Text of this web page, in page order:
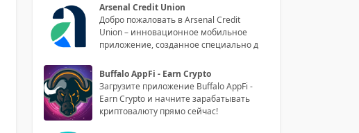
Arsenal Credit Union
Добро пожаловать в Arsenal Credit
Union – инновационное мобильное
приложение, созданное специально д
Buffalo AppFi - Earn Crypto
Загрузите приложение Buffalo AppFi -
Earn Crypto и начните зарабатывать
криптовалюту прямо сейчас!